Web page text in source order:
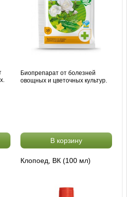
Биопрепарат от болезней
овощных и цветочных культур.
В корзину
Клопоед, ВК (100 мл)